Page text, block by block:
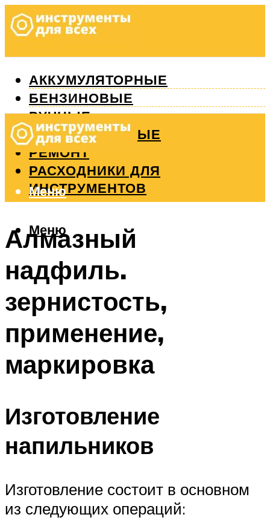
АККУМУЛЯТОРНЫЕ
БЕНЗИНОВЫЕ
РУЧНЫЕ
ИЗМЕРИТЕЛЬНЫЕ
РЕМОНТ
РАСХОДНИКИ ДЛЯ
ИНСТРУМЕНТОВ
Меню
Меню
Алмазный
надфиль.
зернистость,
применение,
маркировка
Изготовление
напильников
Изготовление состоит в основном
из следующих операций: